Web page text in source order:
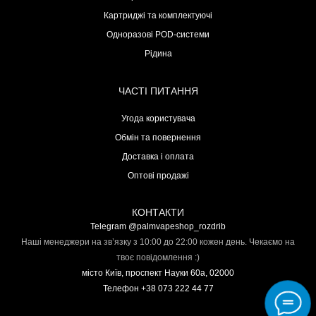
Картриджі та комплектуючі
Одноразові POD-системи
Рідина
ЧАСТІ ПИТАННЯ
Угода користувача
Обмін та повернення
Доставка і оплата
Оптові продажі
КОНТАКТИ
Telegram @palmvapeshop_rozdrib
Наші менеджери на зв’язку з 10:00 до 22:00 кожен день. Чекаємо на
твоє повідомлення :)
місто Київ, проспект Науки 60а, 02000
Телефон +38 073 222 44 77